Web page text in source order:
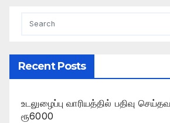
Recent Posts
உடலுழைப்பு வாரியத்தில் பதிவு
ரூ6000